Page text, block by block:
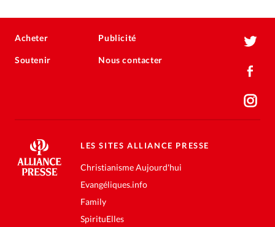
Acheter
Soutenir
Publicité
Nous contacter
LES SITES ALLIANCE PRESSE
Christianisme Aujourd'hui
Evangéliques.info
Family
SpirituElles